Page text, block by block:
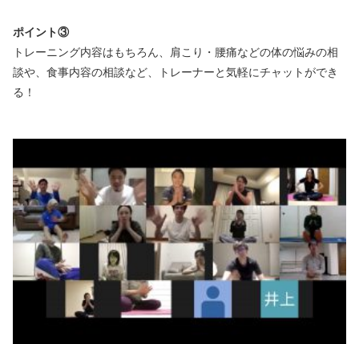
ポイント③
トレーニング内容はもちろん、肩こり・腰痛などの体の悩みの相
談や、食事内容の相談など、トレーナーと気軽にチャットができ
る！